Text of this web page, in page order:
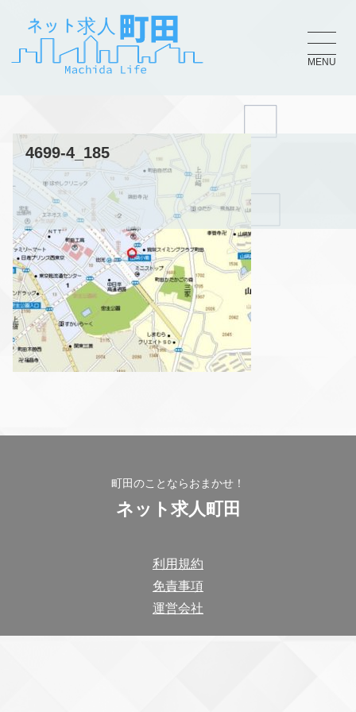
MENU
4699-4_185
町田のことならおまかせ！
ネット求人町田
利用規約
免責事項
運営会社